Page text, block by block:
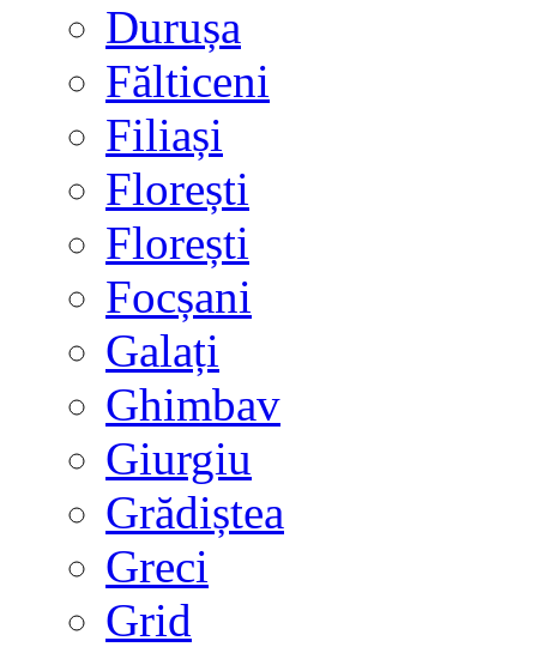
Durușa
Fălticeni
Filiași
Florești
Florești
Focșani
Galați
Ghimbav
Giurgiu
Grădiștea
Greci
Grid